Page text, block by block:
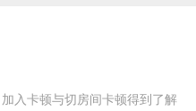
入卡顿与切房间卡顿得到了解